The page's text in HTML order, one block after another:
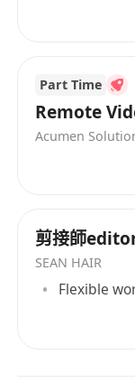
Part Time
Remote
Acumen
剪接師
SEAN HAIR
Flexible